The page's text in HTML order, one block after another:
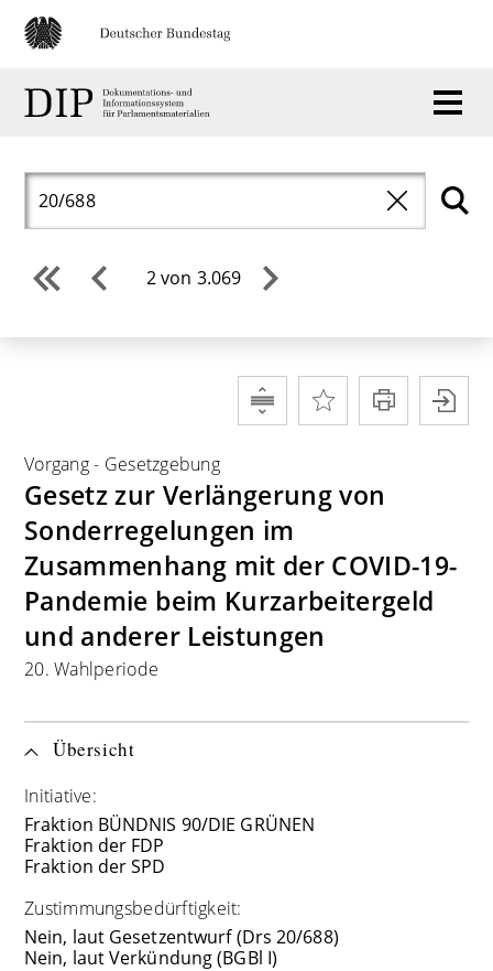
2 von 3.069
Vorgang- Gesetzgebung
Gesetz zur Verlängerung von
Sonderregelungen im
Zusammenhang mit der COVID-19-
Pandemie beim Kurzarbeitergeld
und anderer Leistungen
20. Wahlperiode
Übersicht
Initiative:
Fraktion BÜNDNIS 90/DIE GRÜNEN
Fraktion der FDP
Fraktion der SPD
Zustimmungsbedürftigkeit:
Nein, laut Gesetzentwurf (Drs 20/688)
Nein, laut Verkündung (BGBl I)